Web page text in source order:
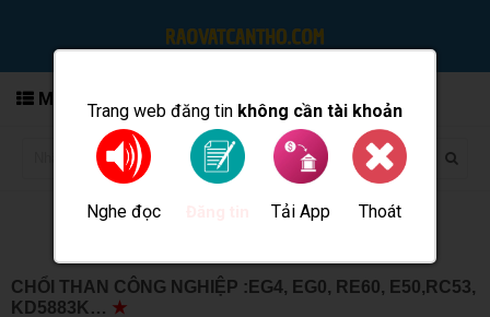
Trang web đăng tin không cần tài khoản
Nghe đọc Tải App Thoát
MENU
CHỔI THAN CÔNG NGHIỆP :EG4, EG0, RE60, E50,RC53,
KD5883K… ★